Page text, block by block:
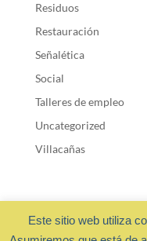
Residuos
Restauración
Señalética
Social
Talleres de empleo
Uncategorized
Villacañas
Este sitio web utiliza